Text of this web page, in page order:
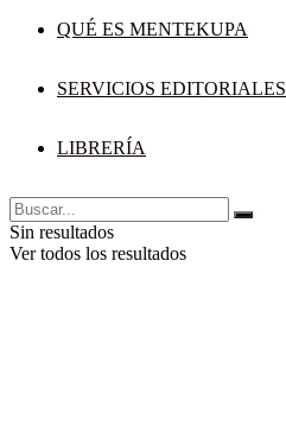
QUÉ ES MENTEKUPA
SERVICIOS EDITORIALES
LIBRERÍA
Sin resultados
Ver todos los resultados